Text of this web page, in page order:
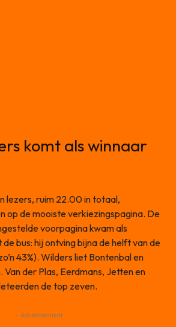
komt als winnaar
lezers, ruim 22.00 in totaal,
op de mooiste verkiezingspagina. De
voorpagina kwam als
bus: hij ontving bijna de helft van de
43%). Wilders liet Bontenbal en
Van der Plas, Eerdmans, Jetten en
de top zeven.
- Advertisement -